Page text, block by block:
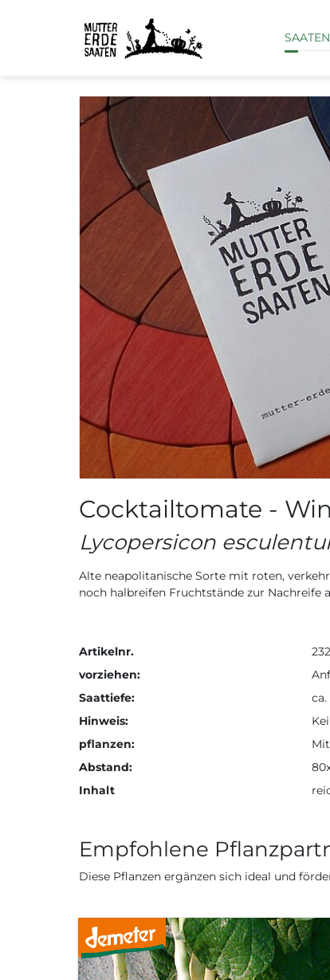
SAATEN
Cocktailtomate -
Lycopersicon
Alte neapolitanische Sorte mit roten,
noch halbreifen Fruchtstände zur
Artikelnr.
vorziehen:
Saattiefe:
ca.
Hinweis:
pflanzen:
Abstand:
Inhalt
Empfohlene
Diese Pflanzen ergänzen sich ideal und